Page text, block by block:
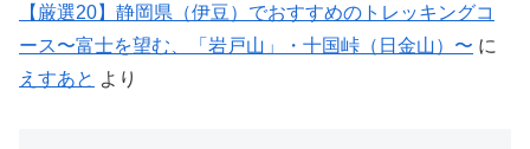
【厳選20】静岡県（伊豆）でおすすめのトレッキングコ
ース〜富士を望む、「岩戸山」・十国峠（日金山）〜 に
えすあと より